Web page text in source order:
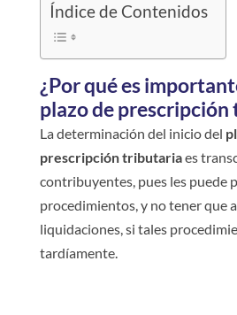
Índice de Contenidos
¿Por qué es
plazo de
La determinación del inicio del
prescripción tributariaes
contribuyentes, pues les puede
procedimientos, y no tener que
liquidaciones, si tales
tardíamente.